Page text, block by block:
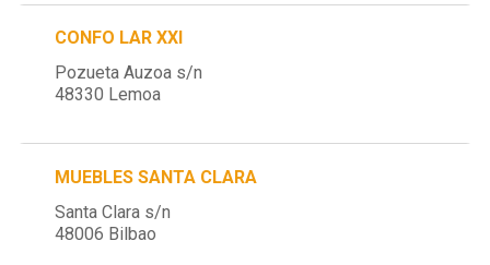
CONFO LAR XXI
Pozueta Auzoa s/n
48330 Lemoa
MUEBLES SANTA CLARA
Santa Clara s/n
48006 Bilbao